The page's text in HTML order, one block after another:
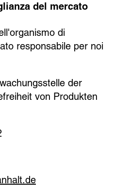
del mercato
di
responsabile per noi
der
von Produkten